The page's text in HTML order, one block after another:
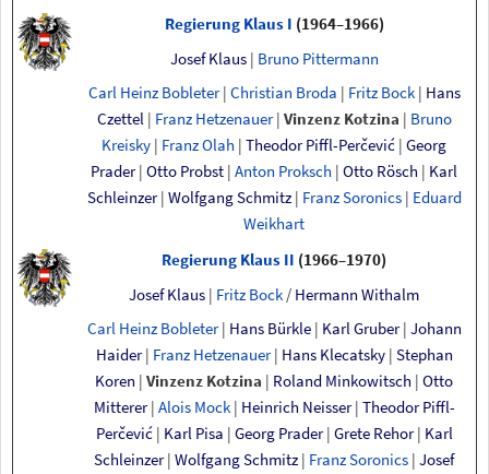
Regierung Klaus I (1964–1966)
Josef Klaus | Bruno Pittermann
Carl Heinz Bobleter | Christian Broda | Fritz Bock | Hans
Czettel | Franz Hetzenauer | Vinzenz Kotzina | Bruno
Kreisky | Franz Olah | Theodor Piffl-Perčević | Georg
Prader | Otto Probst | Anton Proksch | Otto Rösch | Karl
Schleinzer | Wolfgang Schmitz | Franz Soronics | Eduard
Weikhart
Regierung Klaus II (1966–1970)
Josef Klaus | Fritz Bock / Hermann Withalm
Carl Heinz Bobleter | Hans Bürkle | Karl Gruber | Johann
Haider | Franz Hetzenauer | Hans Klecatsky | Stephan
Koren | Vinzenz Kotzina | Roland Minkowitsch | Otto
Mitterer | Alois Mock | Heinrich Neisser | Theodor Piffl-
Perčević | Karl Pisa | Georg Prader | Grete Rehor | Karl
Schleinzer | Wolfgang Schmitz | Franz Soronics | Josef